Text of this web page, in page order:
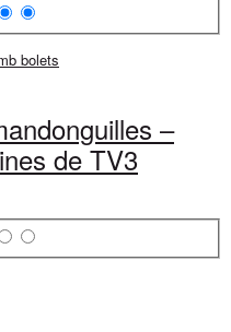
–
de TV3